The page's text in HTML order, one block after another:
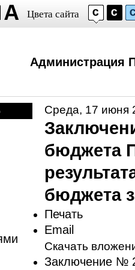
Цвета сайта
Администрация
Среда, 17 июня
бюджета
бюджета
Печать
Email
Скачать
Заключение №